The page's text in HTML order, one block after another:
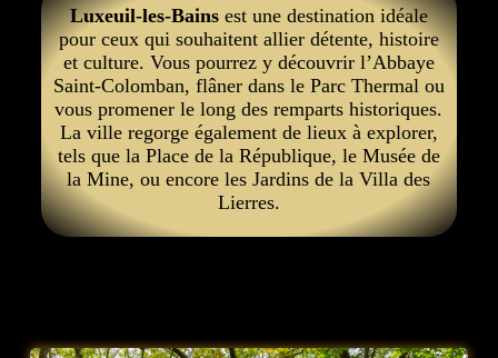
Luxeuil-les-Bainsest une destination idéale
pour ceux qui souhaitent allier détente, histoire
et culture. Vous pourrez y découvrir l’Abbaye
Saint-Colomban, flâner dans le Parc Thermal ou
vous promener le long des remparts historiques.
La ville regorge également de lieux à explorer,
tels que la Place de la République, le Musée de
la Mine, ou encore les Jardins de la Villa des
Lierres.